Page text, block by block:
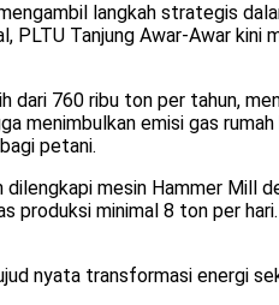
langkah strategis
Tanjung Awar-Awar
dari 760 ribu ton per tahun,
menimbulkan emisi gas
petani.
mesin Hammer Mill
produksi minimal 8 ton per
nyata transformasi energi